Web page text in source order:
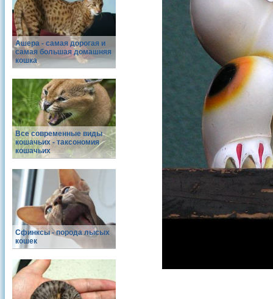
Ашера - самая дорогая и
самая большая домашняя
кошка
Все современные виды
кошачьих - таксономия
кошачьих
Сфинксы - порода лысых
кошек